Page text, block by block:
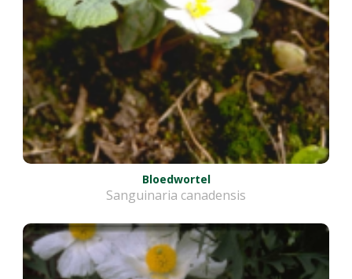
Bloedwortel
Sanguinaria canadensis